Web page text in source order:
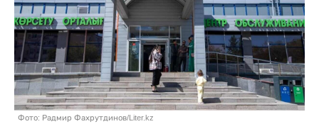
Фото: Радмир Фахрутдинов/Liter.kz